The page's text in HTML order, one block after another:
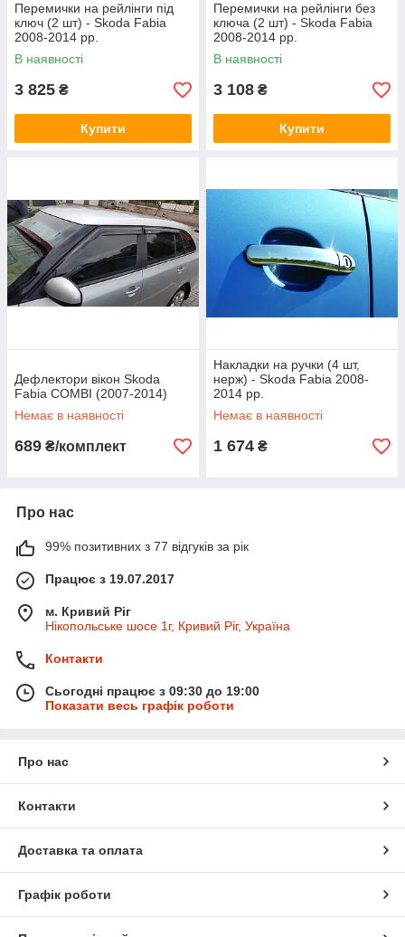
Перемички на рейлінги під
ключ (2 шт) - Skoda Fabia
2008-2014 рр.
В наявності
3 825 ₴
Купити
Перемички на рейлінги без
ключа (2 шт) - Skoda Fabia
2008-2014 рр.
В наявності
3 108 ₴
Купити
Дефлектори вікон Skoda
Fabia COMBI (2007-2014)
Немає в наявності
689 ₴/комплект
Накладки на ручки (4 шт,
нерж) - Skoda Fabia 2008-
2014 рр.
Немає в наявності
1 674 ₴
Про нас
99% позитивних з 77 відгуків за рік
Працює з 19.07.2017
м. Кривий Ріг
Нікопольське шосе 1г, Кривий Ріг, Україна
Контакти
Сьогодні працює з 09:30 до 19:00
Показати весь графік роботи
Про нас
Контакти
Доставка та оплата
Графік роботи